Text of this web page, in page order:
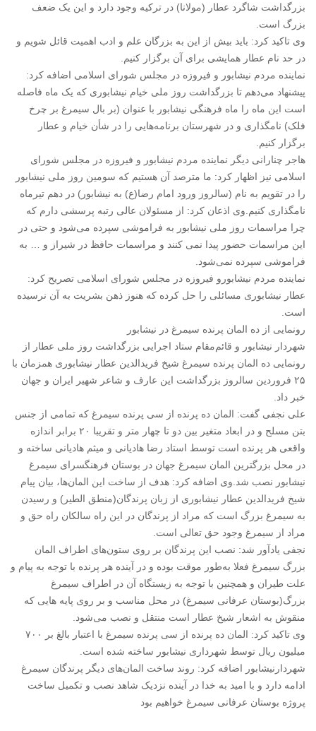
بزرگداشت شاگرد عطار (مولانا) در ترکیه وجود دارد و این یک ضعف
بزرگ است.
وی تاکید کرد: باید بیش از این به بزرگان علم و ادب اهمیت قائل شویم و
در حد نام عطار همایشی برای آن برگزار کنیم.
نماینده مردم نیشابور و فیروزه در مجلس شورای اسلامی اضافه کرد:
پیشنهاد می‌دهم تا بزرگداشت روز ملی خیام نیشابوری که یک ماه فاصله
است این ماه را ماه فرهنگی نیشابور با عنوان (بر بال سیمرغ بر چرخ
فلک) نامگذاری و در شهرستان برنامه‌هایی را در شأن خیام و عطار
برگزار کنیم.
هاجر چنارانی دیگر نماینده مردم نیشابور و فیروزه در مجلس شورای
اسلامی نیز اظهار کرد: ما مترصد آن هستیم که سومین روز ملی نیشابور
را در تقویم به نام (سالروز ورود امام رضا(ع) به نیشابور) در دهم تیرماه
نامگذاری کنیم.‌وی اذعان کرد: از مسئولان عالی رتبه پرسشی دارم که
چرا مراسمات روز ملی نیشابور به فراموشی سپرده می‌شود و حتی در
این مراسمات حضور پیدا نمی کنند و مراسمات حافظ در شیراز و … به
فراموشی سپرده نمی‌شود.
نماینده مردم نیشابورو فیروزه در مجلس شورای اسلامی تصریح کرد:
عطار نیشابوری مسائلی را حل کرده که هنوز ذهن بشریت به آن نرسیده
است.
رونمایی از ده المان پرنده سیمرغ در نیشابور
شهردار نیشابور و قائم‌مقام ستاد اجرایی بزرگداشت روز ملی عطار از
رونمایی ده المان پرنده سیمرغ شیخ فریدالدین عطار نیشابوری همزمان با
۲۵ فروردین سالروز بزرگداشت این عارف و شاعر شهیر ایران و جهان
خبر داد.
علی نجفی گفت: المان ده پرنده از سی پرنده سیمرغ که تمامی از جنس
بتن مسلح و در ابعاد متغیر بین دو تا چهار متر و تقریبا ۲۰ برابر اندازه
واقعی هر پرنده است توسط استاد رضا هادیانی و میثم هادیانی ساخته و
در محل بزرگترین المان سیمرغ جهان در بوستان فرهنگسرای سیمرغ
نیشابور نصب شد.‌وی اضافه کرد: هدف از ساخت این المان‌ها، بیان پیام
شیخ فریدالدین عطار نیشابوری از زبان پرندگان(منطق الطیر) و رسیدن
به سیمرغ بزرگ است که مراد از پرندگان در این راه سالکان راه حق و
مراد از سیمرغ وجود حق تعالی است.
نجفی یادآور شد: نصب این پرندگان بر روی ستون‌های اطراف المان
بزرگ سیمرغ فعلا به‌طور موقت بوده و در آینده هر پرنده با توجه به پیام و
علت طیران و همچنین با توجه به زیستگاه آن در اطراف سیمرغ
بزرگ(بوستان عرفانی سیمرغ) در محل مناسب و بر روی پایه هایی که
منقوش به اشعار شیخ عطار است منتقل و نصب می‌شود.
وی تاکید کرد: المان ده پرنده از سی پرنده سیمرغ با اعتبار بالغ بر ۷۰۰
میلیون ریال توسط شهرداری نیشابور ساخته شده است.
شهردارنیشابور اضافه کرد: روند ساخت المان‌های دیگر پرندگان سیمرغ
ادامه دارد و با امید به خدا در آینده نزدیک شاهد نصب و تکمیل ساخت
پروژه بوستان عرفانی سیمرغ خواهیم بود